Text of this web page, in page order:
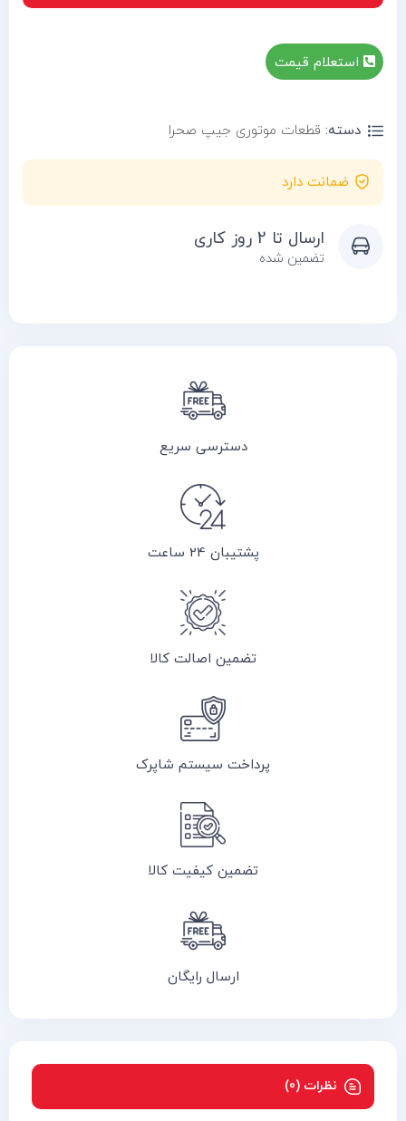
استعلام قیمت
دسته: قطعات موتوری جیپ صحرا
ضمانت دارد
ارسال تا 2 روز کاری
تضمین شده
دسترسی سریع
پشتیبان 24 ساعت
تضمین اصالت کالا
پرداخت سیستم شاپرک
تضمین کیفیت کالا
ارسال رایگان
نظرات (0)